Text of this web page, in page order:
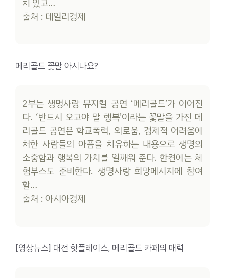
치 있고…
출처 : 데일리경제
메리골드 꽃말 아시나요?
2부는 생명사랑 뮤지컬 공연 ‘메리골드’가 이어진
다. ‘반드시 오고야 말 행복’이라는 꽃말을 가진 메
리골드 공연은 학교폭력, 외로움, 경제적 어려움에
처한 사람들의 아픔을 치유하는 내용으로 생명의
소중함과 행복의 가치를 일깨워 준다. 한켠에는 체
험부스도 준비한다. 생명사랑 희망메시지에 참여
할…
출처 : 아시아경제
[영상뉴스] 대전 핫플레이스, 메리골드 카페의 매력